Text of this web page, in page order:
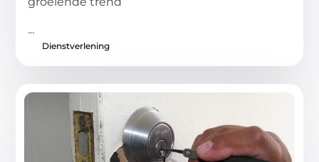
...
Dienstverlening